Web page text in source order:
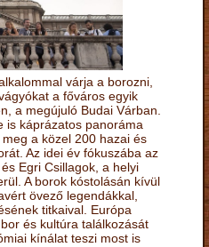
várja a borozni,
a főváros egyik
a megújuló Budai Várban.
is káprázatos panoráma
a közel 200 hazai és
Az idei év fókuszába az
Egri Csillagok, a helyi
A borok kóstolásán kívül
övező legendákkal,
titkaival. Európa
és kultúra találkozását
kínálat teszi most is